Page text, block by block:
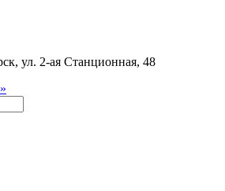
ул. 2-ая Станционная, 48